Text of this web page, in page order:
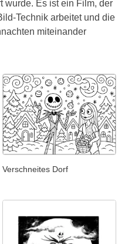
wurde. Es ist ein Film, der
Technik arbeitet und die
miteinander
Verschneites Dorf